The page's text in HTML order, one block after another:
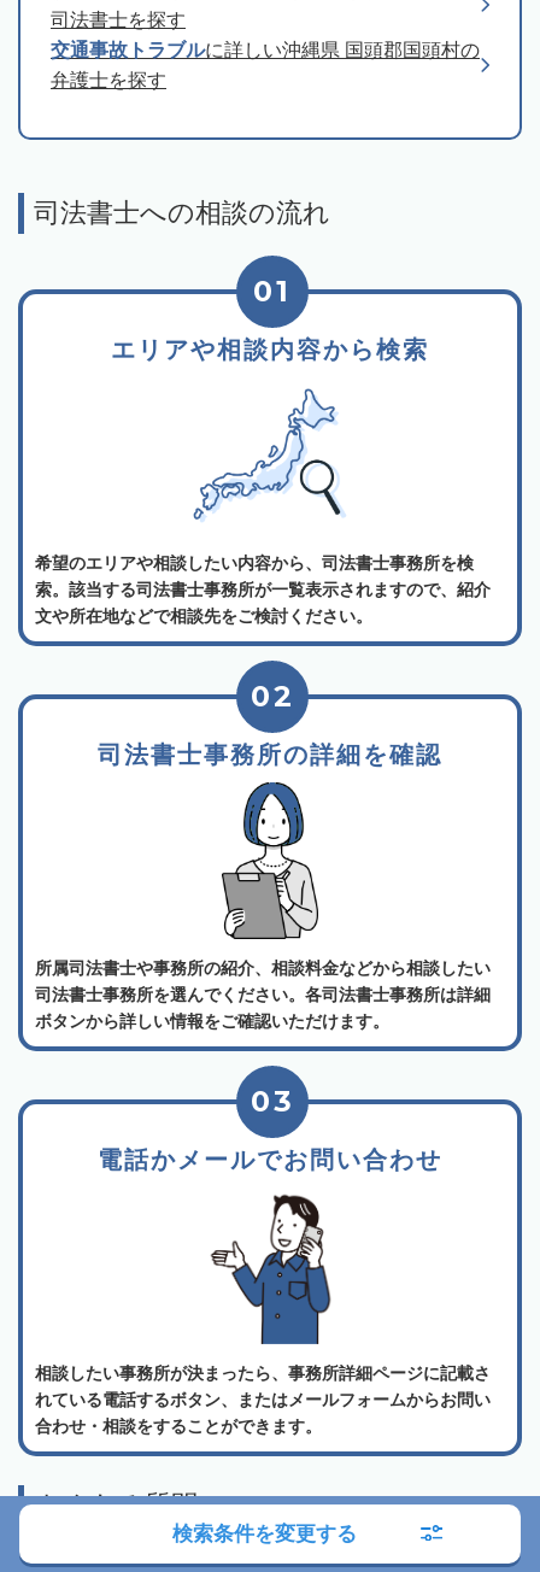
司法書士を探す
交通事故トラブルに詳しい沖縄県 国頭郡国頭村の
弁護士を探す
司法書士への相談の流れ
エリアや相談内容から検索
01
希望のエリアや相談したい内容から、司法書士事務所を検
索。該当する司法書士事務所が一覧表示されますので、紹介
文や所在地などで相談先をご検討ください。
司法書士事務所の詳細を確認
02
所属司法書士や事務所の紹介、相談料金などから相談したい
司法書士事務所を選んでください。各司法書士事務所は詳細
ボタンから詳しい情報をご確認いただけます。
電話かメールでお問い合わせ
03
相談したい事務所が決まったら、事務所詳細ページに記載さ
れている電話するボタン、またはメールフォームからお問い
合わせ・相談をすることができます。
よくある質問
検索条件を変更する